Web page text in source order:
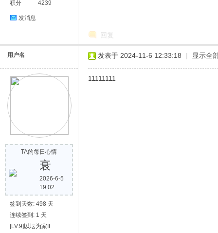
积分 4239
发消息
回复
用户名
TA的每日心情
衰
2026-6-5
19:02
签到天数: 498 天
连续签到: 1 天
[LV.9]以坛为家II
发表于 2024-11-6 12:33:18 | 显示全
11111111